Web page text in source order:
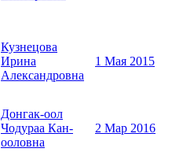
Кузнецова
Ирина
Александровна
1 Мая 2015
Донгак-оол
Чодураа Кан-
ооловна
2 Мар 2016